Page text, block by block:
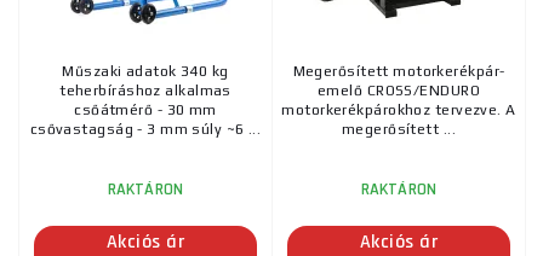
Műszaki adatok 340 kg
teherbíráshoz alkalmas
csőátmérő - 30 mm
csővastagság - 3 mm súly ~6 ...
RAKTÁRON
Akciós ár
Megerősített motorkerékpár-
emelő CROSS/ENDURO
motorkerékpárokhoz tervezve. A
megerősített ...
RAKTÁRON
Akciós ár